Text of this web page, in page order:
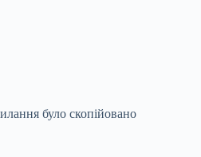
було скопійовано